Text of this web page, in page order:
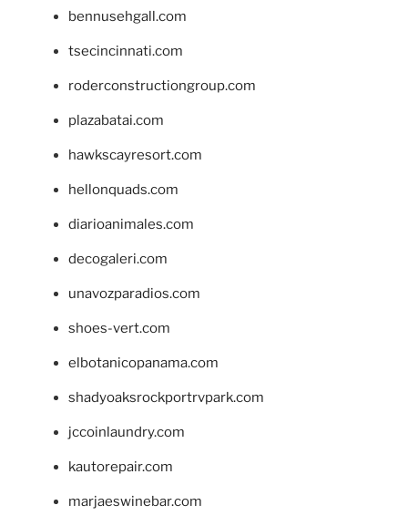
bennusehgall.com
tsecincinnati.com
roderconstructiongroup.com
plazabatai.com
hawkscayresort.com
hellonquads.com
diarioanimales.com
decogaleri.com
unavozparadios.com
shoes-vert.com
elbotanicopanama.com
shadyoaksrockportrvpark.com
jccoinlaundry.com
kautorepair.com
marjaeswinebar.com